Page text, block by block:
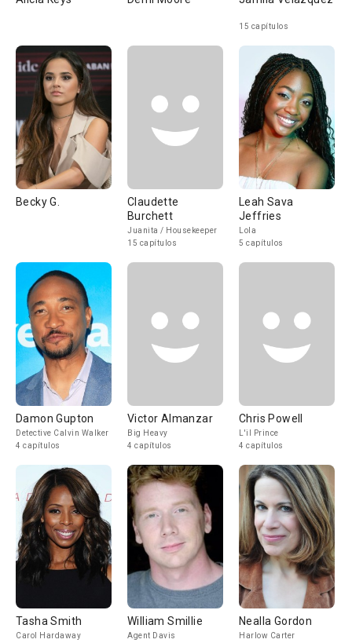
15 capítulos
Becky G.
Claudette
Burchett
Juanita / Housekeeper
15 capítulos
Leah Sava
Jeffries
Lola
5 capítulos
Damon Gupton
Detective Calvin Walker
4 capítulos
Victor Almanzar
Big Heavy
4 capítulos
Chris Powell
L'il Prince
4 capítulos
Tasha Smith
Carol Hardaway
William Smillie
Agent Davis
Nealla Gordon
Harlow Carter